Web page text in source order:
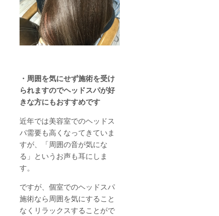
・周囲を気にせず施術を受け
られますのでヘッドスパが好
きな方にもおすすめです
近年では美容室でのヘッドス
パ需要も高くなってきていま
すが、「周囲の音が気にな
る」というお声も耳にしま
す。
ですが、個室でのヘッドスパ
施術なら周囲を気にすること
なくリラックスすることがで